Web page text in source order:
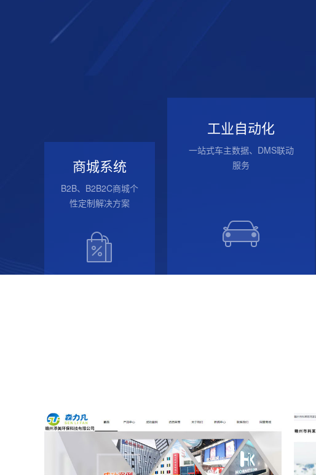
商城系统
B2B、B2B2C商城个
性定制解决方案
工业自动化
一站式车主数据、DMS联动
服务